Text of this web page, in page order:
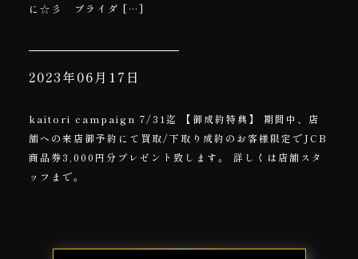
に☆彡 ブライダ […]
2023年06月17日
kaitori campaign 7/31迄 【御成約特典】 期間中、店
舗への来店御予約にて買取/下取り成約のお客様限定でJCB
商品券3,000円分プレゼント致します。 詳しくは店舗スタ
ッフまで。